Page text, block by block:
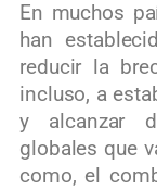
En muchos
han
reducir la
incluso, a
y alcanzar
globales que
como, el